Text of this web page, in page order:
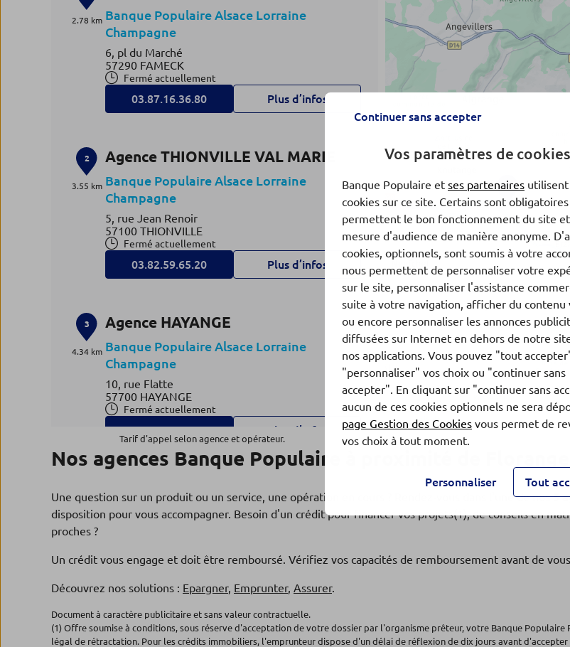
2.78 km Banque Populaire Alsace Lorraine
Champagne
6, pl du Marché
57290 FAMECK
Fermé actuellement
03.87.16.36.80 Plus d’infos
2
3.55 km
Agence THIONVILLE VAL MARIE
Banque Populaire Alsace Lorraine
Champagne
5, rue Jean Renoir
57100 THIONVILLE
Fermé actuellement
03.82.59.65.20 Plus d’infos
3
4.34 km
Agence HAYANGE
Banque Populaire Alsace Lorraine
Champagne
10, rue Flatte
57700 HAYANGE
Fermé actuellement
03.87.16.38.09 Plus d’infos
4.43 km
Banque Populaire Alsace Lorraine
57100 THIONVILLE
03.87.16.38.27 Plus d’infos
3
Tarif d'appel selon agence et opérateur.
Nos agences Banque Populaire à proximité de Florange
Une question sur un produit ou un service, une opération en cours ? Rendez-vous dans l'une de nos5
disposition pour vous accompagner. Besoin d'un crédit pour financer vos projets(1), de conseils en
proches ?
Un crédit vous engage et doit être remboursé. Vérifiez vos capacités de remboursement avant de
Découvrez nos solutions : Epargner, Emprunter, Assurer.
Document à caractère publicitaire et sans valeur contractuelle.
(1) Offre soumise à conditions, sous réserve d'acceptation de votre dossier par l'organisme prêteur, votre Banque
légal de rétractation. Pour les crédits immobiliers, l'emprunteur dispose d'un délai de réflexion de dix jours avant
Continuer sans accepter
Vos paramètres de cookies
Banque Populaire et ses partenaires utilisent
cookies sur ce site. Certains sont
permettent le bon fonctionnement du site
mesure d'audience de manière anonyme.
cookies, optionnels, sont soumis à votre
nous permettent de personnaliser votre
sur le site, personnaliser l'assistance
suite à votre navigation, afficher du contenu
ou encore personnaliser les annonces
diffusées sur Internet en dehors de notre
nos applications. Vous pouvez "tout
"personnaliser" vos choix ou "continuer sans
accepter". En cliquant sur "continuer sans
aucun de ces cookies optionnels ne sera
page Gestion des Cookies vous permet de
vos choix à tout moment.
Personnaliser Tout